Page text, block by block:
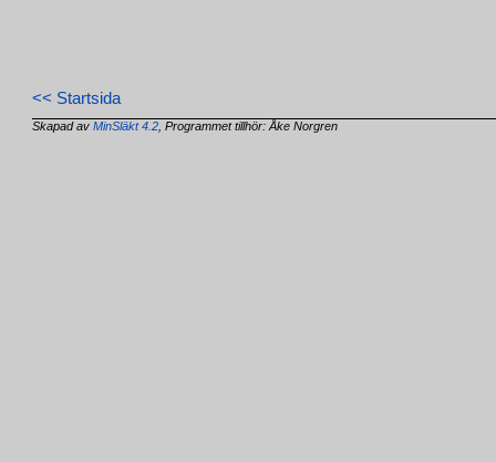
<< Startsida
Skapad avMinSläkt 4.2 , Programmet tillhör: Åke Norgren